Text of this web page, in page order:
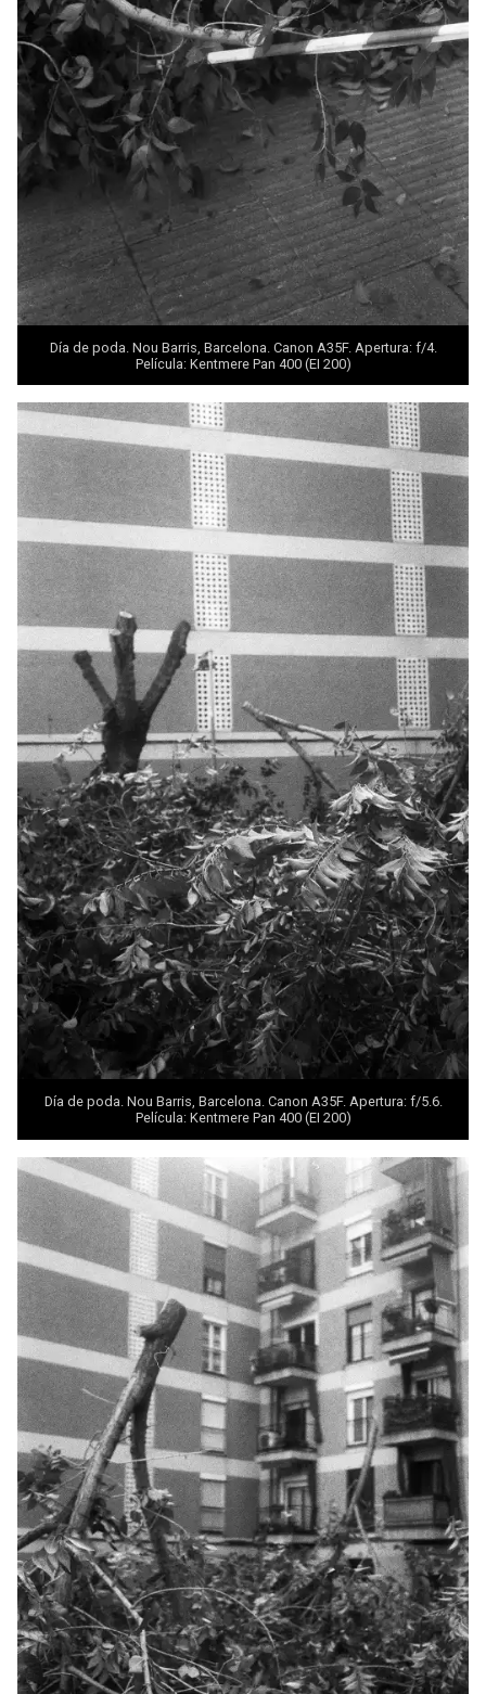
Día de poda. Nou Barris, Barcelona. Canon A35F. Apertura: f/4.
Película: Kentmere Pan 400 (EI 200)
Día de poda. Nou Barris, Barcelona. Canon A35F. Apertura: f/5.6.
Película: Kentmere Pan 400 (EI 200)